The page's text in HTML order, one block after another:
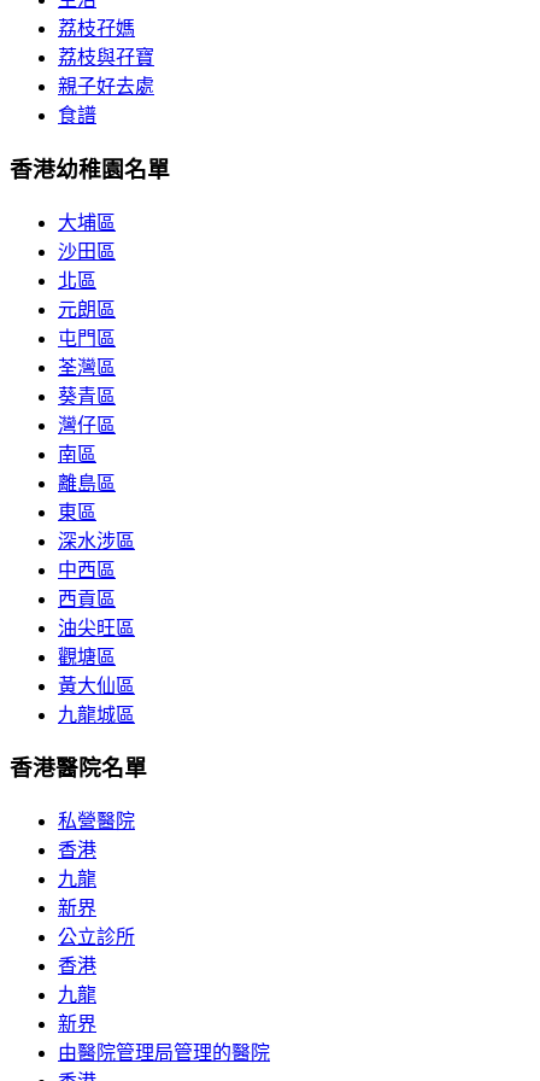
荔枝孖媽
荔枝與孖寶
親子好去處
食譜
香港幼稚園名單
大埔區
沙田區
北區
元朗區
屯門區
荃灣區
葵青區
灣仔區
南區
離島區
東區
深水涉區
中西區
西貢區
油尖旺區
觀塘區
黃大仙區
九龍城區
香港醫院名單
私營醫院
香港
九龍
新界
公立診所
香港
九龍
新界
由醫院管理局管理的醫院